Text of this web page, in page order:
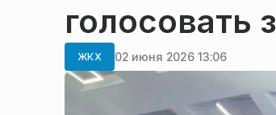
голосовать
ЖКХ 02 июня 2026 13:06